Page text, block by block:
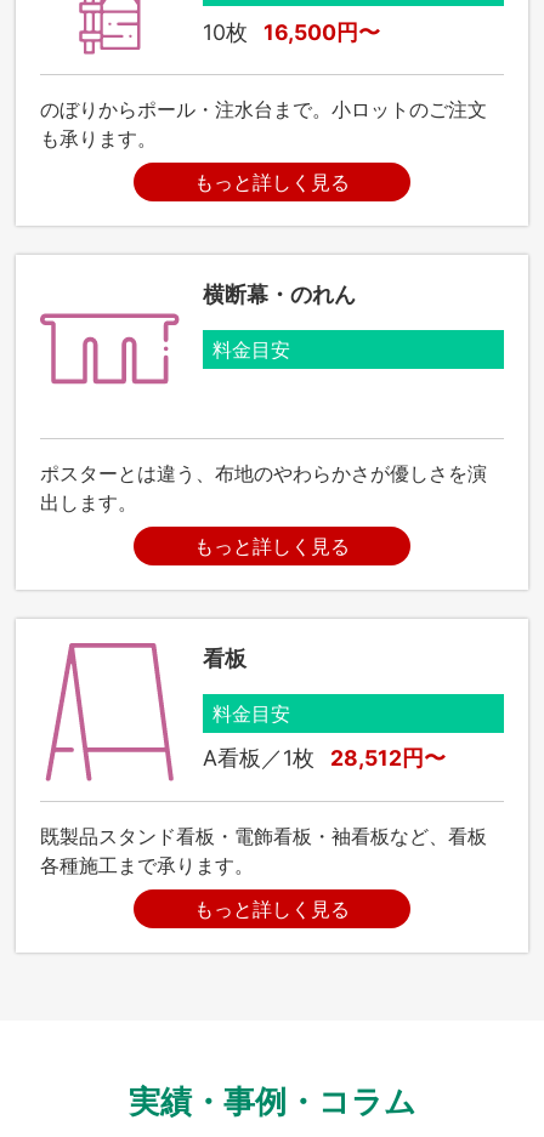
10枚 16,500円〜
のぼりからポール・注水台まで。小ロットのご注文
も承ります。
もっと詳しく見る
横断幕・のれん
料金目安
ポスターとは違う、布地のやわらかさが優しさを演
出します。
もっと詳しく見る
看板
料金目安
A看板／1枚 28,512円〜
既製品スタンド看板・電飾看板・袖看板など、看板
各種施工まで承ります。
もっと詳しく見る
実績・事例・コラム